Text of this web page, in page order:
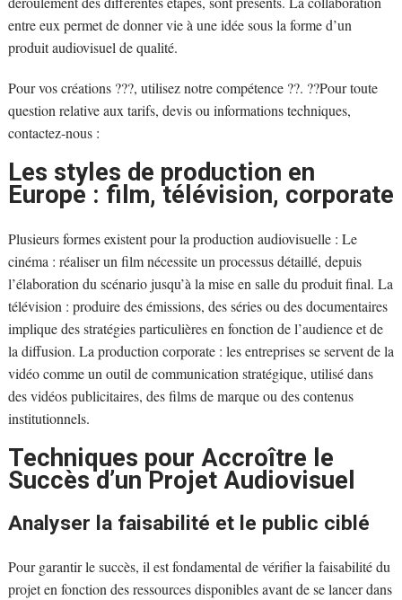
entre eux permet de donner vie à une idée sous la forme d’un
produit audiovisuel de qualité.
Pour vos créations ???, utilisez notre compétence ??. ??Pour toute
question relative aux tarifs, devis ou informations techniques,
contactez-nous :
Les styles de production en
Europe : film, télévision, corporate
Plusieurs formes existent pour la production audiovisuelle : Le
cinéma : réaliser un film nécessite un processus détaillé, depuis
l’élaboration du scénario jusqu’à la mise en salle du produit final. La
télévision : produire des émissions, des séries ou des documentaires
implique des stratégies particulières en fonction de l’audience et de
la diffusion. La production corporate : les entreprises se servent de la
vidéo comme un outil de communication stratégique, utilisé dans
des vidéos publicitaires, des films de marque ou des contenus
institutionnels.
Techniques pour Accroître le
Succès d’un Projet Audiovisuel
Analyser la faisabilité et le public ciblé
Pour garantir le succès, il est fondamental de vérifier la faisabilité du
projet en fonction des ressources disponibles avant de se lancer dans